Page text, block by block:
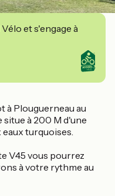
et s'engage à
à Plouguerneau au
situe à 200 M d'une
eaux turquoises.
V45 vous pourrez
à votre rythme au